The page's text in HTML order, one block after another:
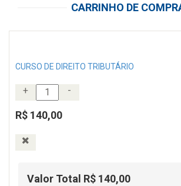
CARRINHO DE
CURSO DE DIREITO TRIBUTÁRIO
+ -
R$ 140,00
Valor Total R$ 140,00